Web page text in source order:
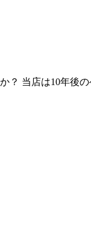
？ 当店は10年後